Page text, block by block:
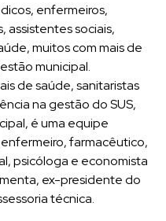
enfermeiros,
sociais,
muitos com mais de
municipal.
de saúde, sanitaristas
na gestão do SUS,
é uma equipe
farmacêutico,
psicóloga e economista
ex-presidente do
técnica.